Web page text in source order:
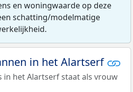
en woningwaarde op deze
schatting/modelmatige
in het Alartserf
in het Alartserf staat als vrouw